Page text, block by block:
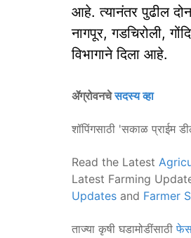
आहे. त्यानंतर पुढील
नागपूर, गडचिरोली,
विभागाने दिला आहे.
ॲग्रोवनचेसदस्य व्हा
शॉपिंगसाठी 'सकाळ प्राईम
Read the Latest
Latest Farming
Updates and Farmer
ताज्या कृषी घडामोडींसाठी